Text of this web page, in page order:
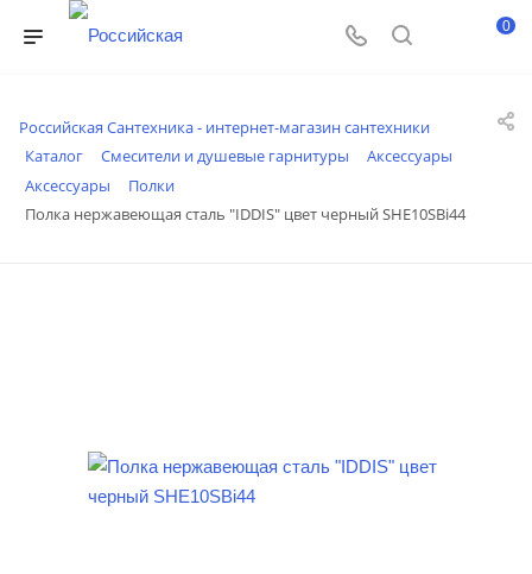
0
Российская Сантехника - интернет-магазин сантехники
Каталог
Смесители и душевые гарнитуры
Аксессуары
Аксессуары
Полки
Полка нержавеющая сталь "IDDIS" цвет черный SHE10SВi44